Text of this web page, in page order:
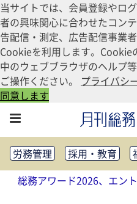
当サイトでは、会員登録やロ
者の興味関心に合わせたコン
告配信・測定、広告配信事業
Cookieを利用します。Cookie
中のウェブブラウザのヘルプ
ご操作ください。 プライバシ
同意します
労務管理 採用・教育
健康経営
働き方改革
法務・コンプライアンス
総務アワード2026、エン